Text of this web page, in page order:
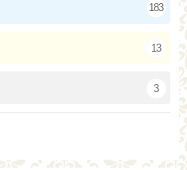
183
13
3